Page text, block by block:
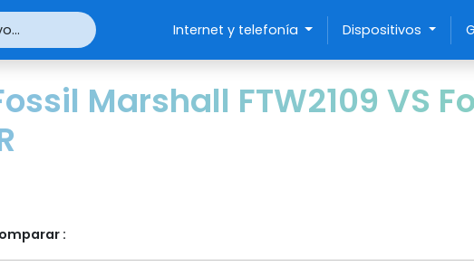
Internet y telefonía Dispositivos
Marshall FTW2109 VS
: